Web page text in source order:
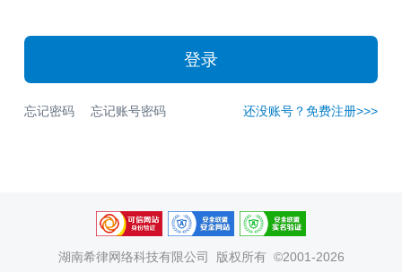
登录
忘记密码 忘记账号密码 还没账号？免费注册>>>
湖南希律网络科技有限公司
版权所有 ©2001-2026